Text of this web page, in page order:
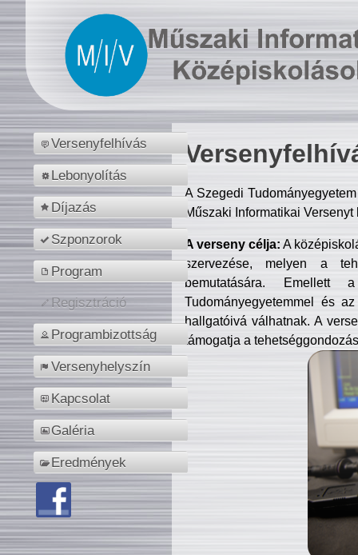
Versenyfelhívás
Lebonyolítás
Díjazás
Szponzorok
Program
Regisztráció
Programbizottság
Versenyhelyszín
Kapcsolat
Galéria
Eredmények
A Szegedi
Műszaki Informatikai
A verseny célja: A
szervezése, melyen a
bemutatására. Emellett
Tudományegyetemmel és
hallgatóivá válhatnak. A
támogatja a